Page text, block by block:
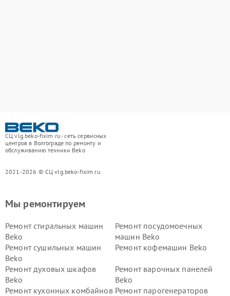
СЦ vlg.beko-fixim.ru - сеть сервисных
центров в Волгограде по ремонту и
обслуживанию техники Beko
2021-2026 © СЦ vlg.beko-fixim.ru
Мы ремонтируем
Ремонт стиральных машин
Beko
Ремонт посудомоечных
машин Beko
Ремонт сушильных машин
Beko
Ремонт кофемашин Beko
Ремонт духовых шкафов
Beko
Ремонт варочных панелей
Beko
Ремонт кухонных комбайнов Ремонт парогенераторов